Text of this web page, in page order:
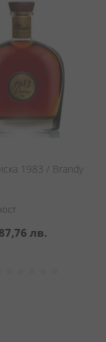
1983 / Brandy
лв.